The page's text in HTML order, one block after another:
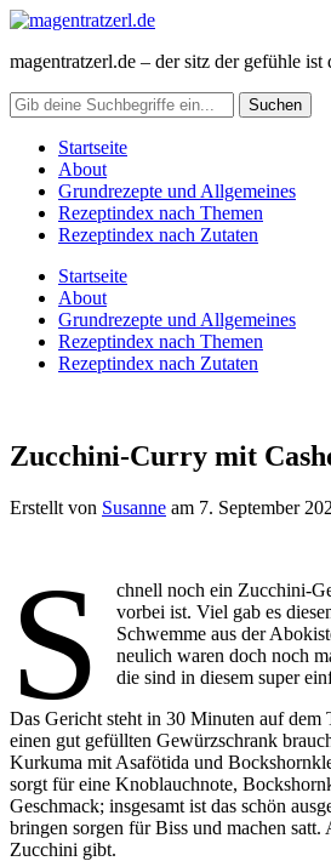
magentratzerl.de – der sitz der gefühle ist
Startseite
About
Grundrezepte und Allgemeines
Rezeptindex nach Themen
Rezeptindex nach Zutaten
Startseite
About
Grundrezepte und Allgemeines
Rezeptindex nach Themen
Rezeptindex nach Zutaten
Zucchini-Curry mit
Erstellt von Susanne am 7. September
S
chnell noch ein Zucchini-
vorbei ist. Viel gab es
Schwemme aus der
neulich waren doch noch
die sind in diesem super
Das Gericht steht in 30 Minuten auf dem
einen gut gefüllten Gewürzschrank
Kurkuma mit Asafötida und
sorgt für eine Knoblauchnote,
Geschmack; insgesamt ist das schön
bringen sorgen für Biss und machen satt.
Zucchini gibt.